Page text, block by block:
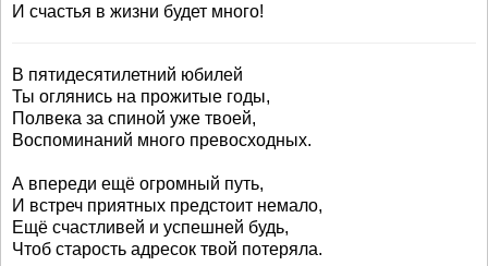
И счастья в жизни будет много!
В пятидесятилетний юбилей
Ты оглянись на прожитые годы,
Полвека за спиной уже твоей,
Воспоминаний много превосходных.
А впереди ещё огромный путь,
И встреч приятных предстоит немало,
Ещё счастливей и успешней будь,
Чтоб старость адресок твой потеряла.